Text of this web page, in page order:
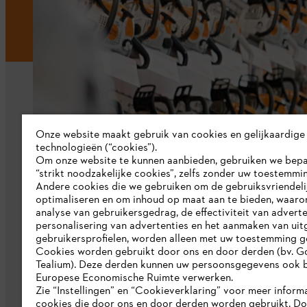
Bedrijf
Over ons
Pers
Werken bij STIHL
Duurzaamheid
STIHL rapportagesysteem
Onze website maakt gebruik van cookies en gelijkaardige
technologieën (“cookies”).
Om onze website te kunnen aanbieden, gebruiken we
“strikt noodzakelijke cookies”, zelfs zonder uw
Andere cookies die we gebruiken om de
optimaliseren en om inhoud op maat aan te bieden,
analyse van gebruikersgedrag, de effectiviteit van
personalisering van advertenties en het aanmaken van
gebruikersprofielen, worden alleen met uw toestemming
Cookies worden gebruikt door ons en door derden (bv.
Tealium). Deze derden kunnen uw persoonsgegevens ook
Europese Economische Ruimte verwerken.
Zie “Instellingen” en “Cookieverklaring” voor meer